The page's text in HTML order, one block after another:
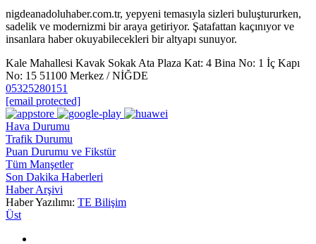
nigdeanadoluhaber.com.tr, yepyeni temasıyla sizleri buluştururken,
sadelik ve modernizmi bir araya getiriyor. Şatafattan kaçınıyor ve
insanlara haber okuyabilecekleri bir altyapı sunuyor.
Kale Mahallesi Kavak Sokak Ata Plaza Kat: 4 Bina No: 1 İç Kapı
No: 15 51100 Merkez / NİĞDE
05325280151
[email protected]
Hava Durumu
Trafik Durumu
Puan Durumu ve Fikstür
Tüm Manşetler
Son Dakika Haberleri
Haber Arşivi
Haber Yazılımı: TE Bilişim
Üst